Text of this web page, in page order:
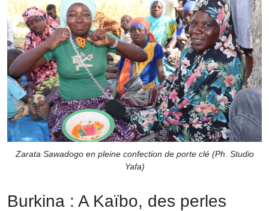
Zarata Sawadogo en pleine confection de porte clé (Ph. Studio
Yafa)
Burkina : A Kaïbo, des perles